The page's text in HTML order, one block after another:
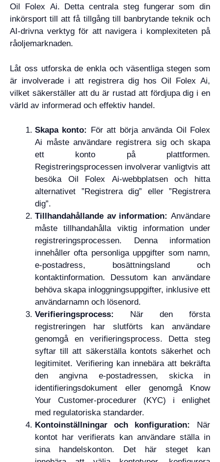
Oil Folex Ai. Detta centrala steg fungerar som din
inkörsport till att få tillgång till banbrytande teknik och
AI-drivna verktyg för att navigera i komplexiteten på
råoljemarknaden.
Låt oss utforska de enkla och väsentliga stegen som
är involverade i att registrera dig hos Oil Folex Ai,
vilket säkerställer att du är rustad att fördjupa dig i en
värld av informerad och effektiv handel.
Skapa konto: För att börja använda Oil Folex
Ai måste användare registrera sig och skapa
ett konto på plattformen.
Registreringsprocessen involverar vanligtvis att
besöka Oil Folex Ai-webbplatsen och hitta
alternativet ”Registrera dig” eller ”Registrera
dig”.
Tillhandahållande av information: Användare
måste tillhandahålla viktig information under
registreringsprocessen. Denna information
innehåller ofta personliga uppgifter som namn,
e-postadress, bosättningsland och
kontaktinformation. Dessutom kan användare
behöva skapa inloggningsuppgifter, inklusive ett
användarnamn och lösenord.
Verifieringsprocess:
När den första
registreringen har slutförts kan användare
genomgå en verifieringsprocess. Detta steg
syftar till att säkerställa kontots säkerhet och
legitimitet. Verifiering kan innebära att bekräfta
den angivna e-postadressen, skicka in
identifieringsdokument eller genomgå Know
Your Customer-procedurer (KYC) i enlighet
med regulatoriska standarder.
Kontoinställningar och konfiguration:
När
kontot har verifierats kan användare ställa in
sina handelskonton. Det här steget kan